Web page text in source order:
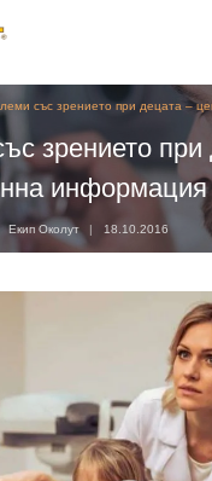
със зрението при децата –
зрението при
информация
Екип Околут 18.10.2016